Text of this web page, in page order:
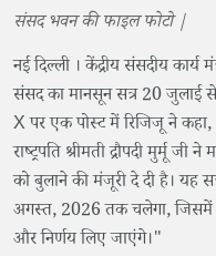
संसद भवन की फाइल फोटो |
नई दिल्ली । केंद्रीय संसदीय कार्य
संसद का मानसून सत्र 20 जुलाई
X पर एक पोस्ट में रिजिजू ने
राष्ट्रपति श्रीमती द्रौपदी मुर्मू
को बुलाने की मंजूरी दे दी है।
अगस्त, 2026 तक चलेगा, जिसमें
और निर्णय लिए जाएंगे।"